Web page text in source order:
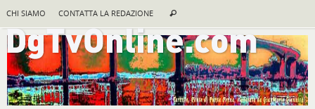
contenuto
CHI SIAMO CONTATTA LA REDAZIONE Cerca